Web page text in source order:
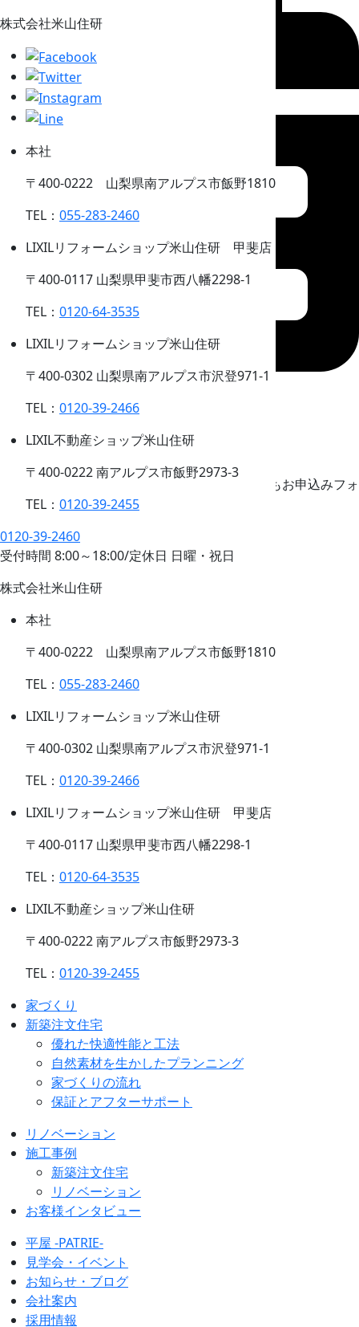
株式会社米山住研
本社
〒400-0222 山梨県南アルプス市飯野1810
TEL： 055-283-2460
LIXILリフォームショップ米山住研 甲斐店
〒400-0117 山梨県甲斐市西八幡2298-1
TEL： 0120-64-3535
LIXILリフォームショップ米山住研
〒400-0302 山梨県南アルプス市沢登971-1
TEL： 0120-39-2466
LIXIL不動産ショップ米山住研
〒400-0222 南アルプス市飯野2973-3
TEL： 0120-39-2455
0120-39-2460
受付時間 8:00～18:00/定休日 日曜・祝日
イベント TEL
CONTACT
0120-39-2460
8:00～18:00 定休日 日曜・祝日
資料請求・ご相談・見学会予約など、お電話でもお申込みフォ
ームからでもお受付しております。
株式会社米山住研
本社
〒400-0222 山梨県南アルプス市飯野1810
TEL： 055-283-2460
LIXILリフォームショップ米山住研
〒400-0302 山梨県南アルプス市沢登971-1
TEL： 0120-39-2466
LIXILリフォームショップ米山住研 甲斐店
〒400-0117 山梨県甲斐市西八幡2298-1
TEL： 0120-64-3535
LIXIL不動産ショップ米山住研
〒400-0222 南アルプス市飯野2973-3
TEL： 0120-39-2455
家づくり
新築注文住宅
優れた快適性能と工法
自然素材を生かしたプランニング
家づくりの流れ
保証とアフターサポート
リノベーション
施工事例
新築注文住宅
リノベーション
お客様インタビュー
平屋 -PATRIE-
見学会・イベント
お知らせ・ブログ
会社案内
採用情報